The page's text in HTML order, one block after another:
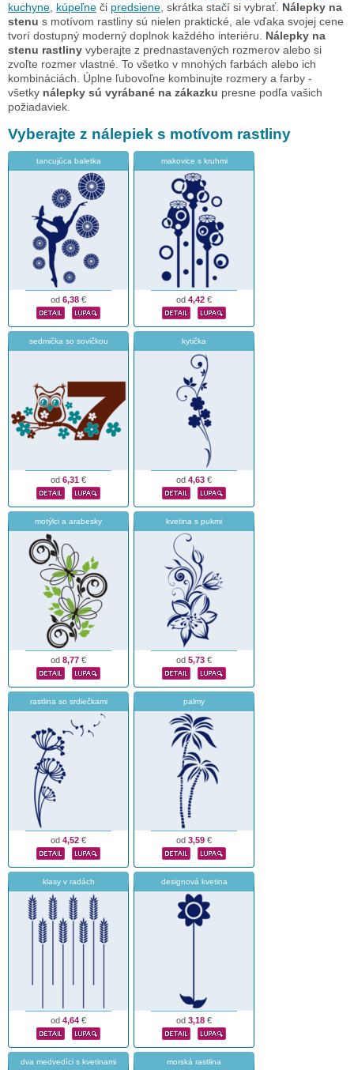
kuchyne kúpeľne či predsiene , skrátka stačí si vybrať. Nálepky na
stenu s motívom rastliny sú nielen praktické, ale vďaka svojej cene
tvorí dostupný moderný doplnok každého interiéru. Nálepky na
stenu rastliny vyberajte z prednastavených rozmerov alebo si
zvoľte rozmer vlastné. To všetko v mnohých farbách alebo ich
kombináciách. Úplne ľubovoľne kombinujte rozmery a farby -
všetky nálepky sú vyrábané na zákazku presne podľa vašich
požiadaviek.
Vyberajte z nálepiek s motívom rastliny
tancujúca baletka
od 6,38 €
makovice s kruhmi
od 4,42 €
sedmička so sovičkou
od 6,31 €
kytička
od 4,63 €
motýlci a arabesky
od 8,77 €
kvetina s pukmi
od 5,73 €
rastlina so srdiečkami
od 4,52 €
palmy
od 3,59 €
klasy v radách
od 4,64 €
designová kvetina
od 3,18 €
dva medvedíci s kvetinami morská rastlina